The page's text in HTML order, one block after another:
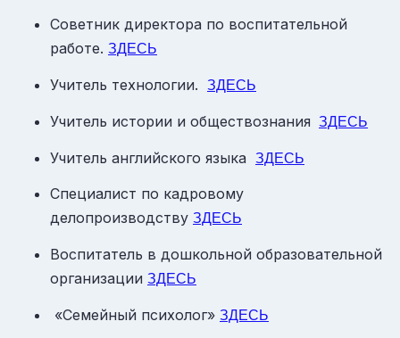
Советник директора по воспитательной
работе. ЗДЕСЬ
Учитель технологии. ЗДЕСЬ
Учитель истории и обществознания ЗДЕСЬ
Учитель английского языка ЗДЕСЬ
Специалист по кадровому
делопроизводству ЗДЕСЬ
Воспитатель в дошкольной образовательной
организации ЗДЕСЬ
«Семейный психолог» ЗДЕСЬ